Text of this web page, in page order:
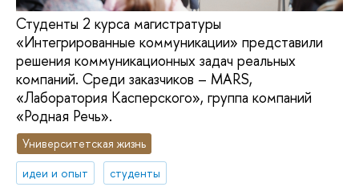
Студенты 2 курса магистратуры
«Интегрированные коммуникации» представили
решения коммуникационных задач реальных
компаний. Среди заказчиков – MARS,
«Лаборатория Касперского», группа компаний
«Родная Речь».
Университетская жизнь
идеи и опыт
студенты